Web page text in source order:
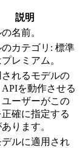
説明
名前。
カテゴリ: 標準
レミアム。
されるモデルの
を動作させる
ユーザーがこの
確に指定する
ります。
デルに適用され